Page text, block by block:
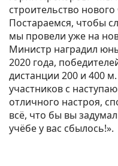
строительство
Постараемся, чтобы
мы провели уже на
Министр наградил
2020 года,
дистанции 200 и 400
участников с
отличного настроя,
всё, что бы вы
учёбе у вас сбылось!».